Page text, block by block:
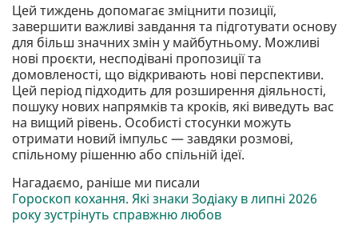
Цей тиждень допомагає зміцнити позиції,
завершити важливі завдання та підготувати основу
для більш значних змін у майбутньому. Можливі
нові проєкти, несподівані пропозиції та
домовленості, що відкривають нові перспективи.
Цей період підходить для розширення діяльності,
пошуку нових напрямків та кроків, які виведуть вас
на вищий рівень. Особисті стосунки можуть
отримати новий імпульс — завдяки розмові,
спільному рішенню або спільній ідеї.
Нагадаємо, раніше ми писали
Гороскоп кохання. Які знаки Зодіаку в липні 2026
року зустрінуть справжню любов